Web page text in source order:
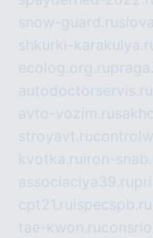
snow-guard.ru
shkurki-
ecolog.org.ru
autodoctorservis.ru
avto-vozim.ru
stroyavt.ru
kvotka.ru iron-
associaciya39.ru
cpt21.ru ispecspb.ru
tae-kwon.ru